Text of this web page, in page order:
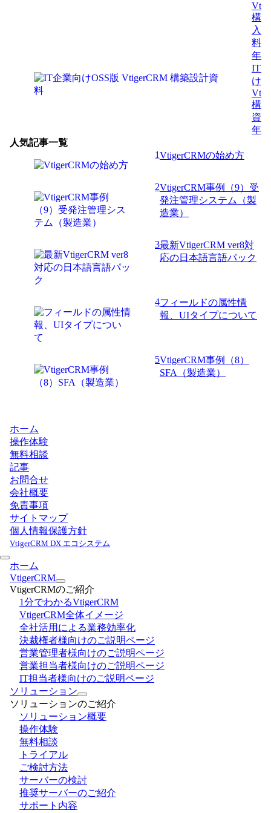
構
入
料
年7
IT
け
構
資
年7
人気記事一覧
1VtigerCRMの始め方
2VtigerCRM事例（9）受
発注管理システム（製
造業）
3最新VtigerCRM ver8対
応の日本語言語パック
4フィールドの属性情
報、UIタイプについて
5VtigerCRM事例（8）
SFA（製造業）
ホーム
操作体験
無料相談
記事
お問合せ
会社概要
免責事項
サイトマップ
個人情報保護方針
VtigerCRM DX エコシステム
ホーム
VtigerCRM
VtigerCRMのご紹介
1分でわかるVtigerCRM
VtigerCRM全体イメージ
全社活用による業務効率化
決裁権者様向けのご説明ページ
営業管理者様向けのご説明ページ
営業担当者様向けのご説明ページ
IT担当者様向けのご説明ページ
ソリューション
ソリューションのご紹介
ソリューション概要
操作体験
無料相談
トライアル
ご検討方法
サーバーの検討
推奨サーバーのご紹介
サポート内容